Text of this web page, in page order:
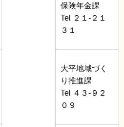
保険年金課
Tel ２１-２１
３１
大平地域づく
り推進課
Tel ４３-９２
０９